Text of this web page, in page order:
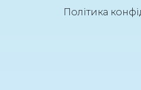
Політика